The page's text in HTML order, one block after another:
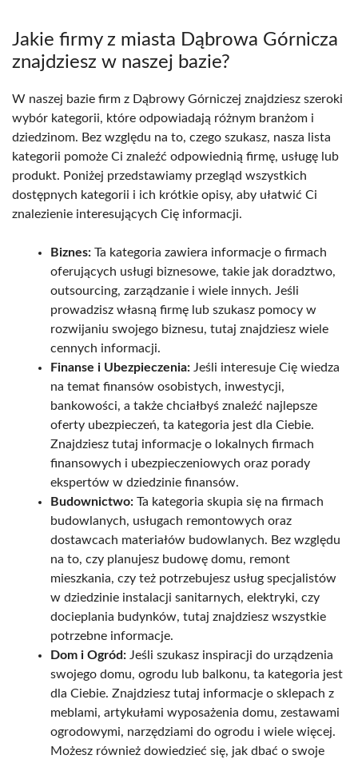
Jakie firmy z miasta Dąbrowa Górnicza
znajdziesz w naszej bazie?
W naszej bazie firm z Dąbrowy Górniczej znajdziesz szeroki
wybór kategorii, które odpowiadają różnym branżom i
dziedzinom. Bez względu na to, czego szukasz, nasza lista
kategorii pomoże Ci znaleźć odpowiednią firmę, usługę lub
produkt. Poniżej przedstawiamy przegląd wszystkich
dostępnych kategorii i ich krótkie opisy, aby ułatwić Ci
znalezienie interesujących Cię informacji.
Biznes: Ta kategoria zawiera informacje o firmach
oferujących usługi biznesowe, takie jak doradztwo,
outsourcing, zarządzanie i wiele innych. Jeśli
prowadzisz własną firmę lub szukasz pomocy w
rozwijaniu swojego biznesu, tutaj znajdziesz wiele
cennych informacji.
Finanse i Ubezpieczenia: Jeśli interesuje Cię wiedza
na temat finansów osobistych, inwestycji,
bankowości, a także chciałbyś znaleźć najlepsze
oferty ubezpieczeń, ta kategoria jest dla Ciebie.
Znajdziesz tutaj informacje o lokalnych firmach
finansowych i ubezpieczeniowych oraz porady
ekspertów w dziedzinie finansów.
Budownictwo: Ta kategoria skupia się na firmach
budowlanych, usługach remontowych oraz
dostawcach materiałów budowlanych. Bez względu
na to, czy planujesz budowę domu, remont
mieszkania, czy też potrzebujesz usług specjalistów
w dziedzinie instalacji sanitarnych, elektryki, czy
docieplania budynków, tutaj znajdziesz wszystkie
potrzebne informacje.
Dom i Ogród: Jeśli szukasz inspiracji do urządzenia
swojego domu, ogrodu lub balkonu, ta kategoria jest
dla Ciebie. Znajdziesz tutaj informacje o sklepach z
meblami, artykułami wyposażenia domu, zestawami
ogrodowymi, narzędziami do ogrodu i wiele więcej.
Możesz również dowiedzieć się, jak dbać o swoje